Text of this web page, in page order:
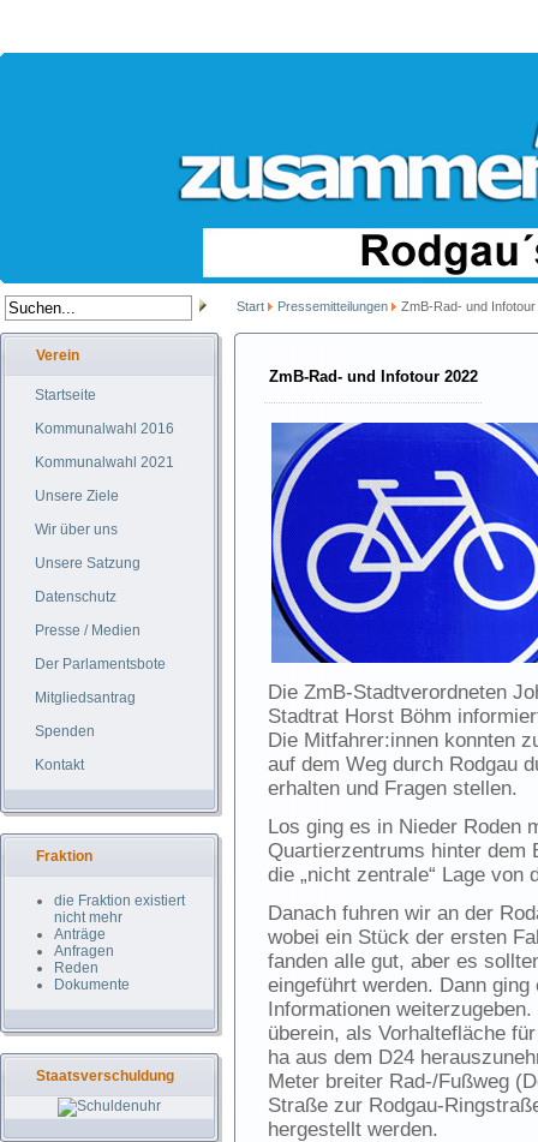
Start Pressemitteilungen ZmB-Rad- und Infotour
Verein
Startseite
Kommunalwahl 2016
Kommunalwahl 2021
Unsere Ziele
Wir über uns
Unsere Satzung
Datenschutz
Presse / Medien
Der Parlamentsbote
Mitgliedsantrag
Spenden
Kontakt
Fraktion
die Fraktion existiert
nicht mehr
Anträge
Anfragen
Reden
Dokumente
Staatsverschuldung
ZmB-Rad- und Infotour 2022
Die ZmB-Stadtverordneten
Stadtrat Horst Böhm
Die Mitfahrer:innen konnten
auf dem Weg durch Rodgau
erhalten und Fragen stellen.
Los ging es in Nieder Roden
Quartierzentrums hinter dem
die „nicht zentrale“ Lage von
Danach fuhren wir an der
wobei ein Stück der ersten
fanden alle gut, aber es
eingeführt werden. Dann
Informationen
überein, als Vorhaltefläche
ha aus dem D24
Meter breiter Rad-/Fußweg
Straße zur Rodgau-
hergestellt werden.